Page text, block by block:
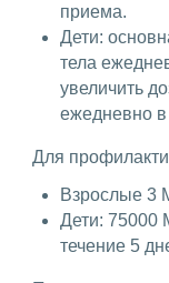
приема.
Дети:
тела
увеличить
ежедневно
Для
Взрослые 3
Дети: 75000
течение 5